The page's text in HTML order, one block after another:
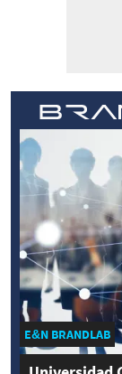
E&N BRANDLAB